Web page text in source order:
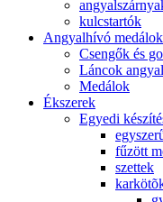
kulcstartók
Angyalhívó
Csengők és
Láncok
Medálok
Ékszerek
Egyedi
fűzött
szettek